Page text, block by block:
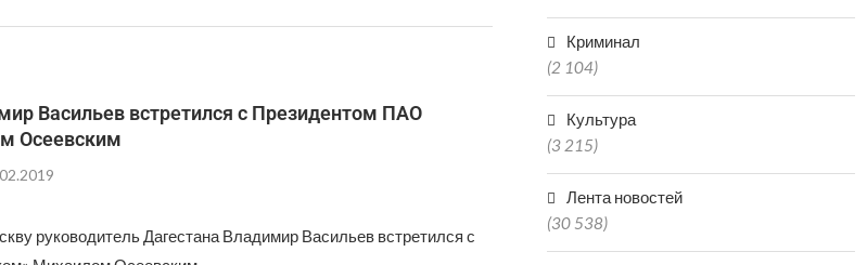
Васильев встретился с Президентом ПАО
Осеевским
руководитель Дагестана Владимир Васильев встретился с
Криминал
(2 104)
Культура
(3 215)
Лента новостей
(30 538)